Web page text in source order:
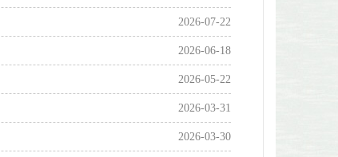
2026-07-22
2026-06-18
2026-05-22
2026-03-31
2026-03-30